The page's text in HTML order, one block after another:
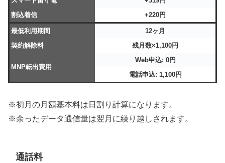
割込着信
+220円
最低利用期間
12ヶ月
契約解除料
残月数×1,100円
MNP転出費用
Web申込: 0円
電話申込: 1,100円
※初月の月額基本料は日割り計算になります。
※余ったデータ通信量は翌月に繰り越しされます。
通話料